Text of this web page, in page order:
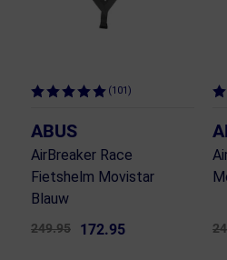
(101)
ABUS
AirBreaker Race
Fietshelm Movistar
Blauw
249.95 172.95